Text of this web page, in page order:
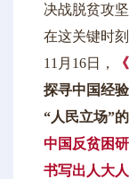
决战脱贫攻
在这关键时刻
11月16日，
探寻中国经
“人民立场”
中国反贫困
书写出人大